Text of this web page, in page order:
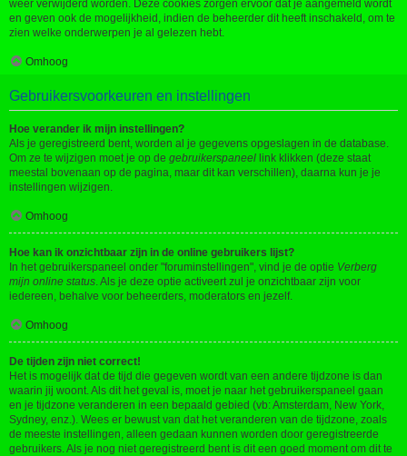
weer verwijderd worden. Deze cookies zorgen ervoor dat je aangemeld wordt
en geven ook de mogelijkheid, indien de beheerder dit heeft inschakeld, om te
zien welke onderwerpen je al gelezen hebt.
Omhoog
Gebruikersvoorkeuren en instellingen
Hoe verander ik mijn instellingen?
Als je geregistreerd bent, worden al je gegevens opgeslagen in de database.
Om ze te wijzigen moet je op de gebruikerspaneel link klikken (deze staat
meestal bovenaan op de pagina, maar dit kan verschillen), daarna kun je je
instellingen wijzigen.
Omhoog
Hoe kan ik onzichtbaar zijn in de online gebruikers lijst?
In het gebruikerspaneel onder "foruminstellingen", vind je de optie Verberg
mijn online status. Als je deze optie activeert zul je onzichtbaar zijn voor
iedereen, behalve voor beheerders, moderators en jezelf.
Omhoog
De tijden zijn niet correct!
Het is mogelijk dat de tijd die gegeven wordt van een andere tijdzone is dan
waarin jij woont. Als dit het geval is, moet je naar het gebruikerspaneel gaan
en je tijdzone veranderen in een bepaald gebied (vb: Amsterdam, New York,
Sydney, enz.). Wees er bewust van dat het veranderen van de tijdzone, zoals
de meeste instellingen, alleen gedaan kunnen worden door geregistreerde
gebruikers. Als je nog niet geregistreerd bent is dit een goed moment om dit te